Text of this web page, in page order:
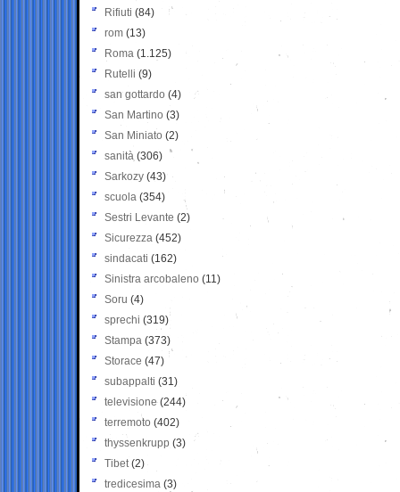
Rifiuti (84)
rom (13)
Roma (1.125)
Rutelli (9)
san gottardo (4)
San Martino (3)
San Miniato (2)
sanità (306)
Sarkozy (43)
scuola (354)
Sestri Levante (2)
Sicurezza (452)
sindacati (162)
Sinistra arcobaleno (11)
Soru (4)
sprechi (319)
Stampa (373)
Storace (47)
subappalti (31)
televisione(244)
terremoto (402)
thyssenkrupp (3)
Tibet(2)
tredicesima (3)